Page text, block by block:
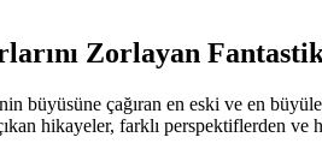
Zorlayan
büyüsüne çağıran en eski ve en
hikayeler, farklı perspektiflerden ve